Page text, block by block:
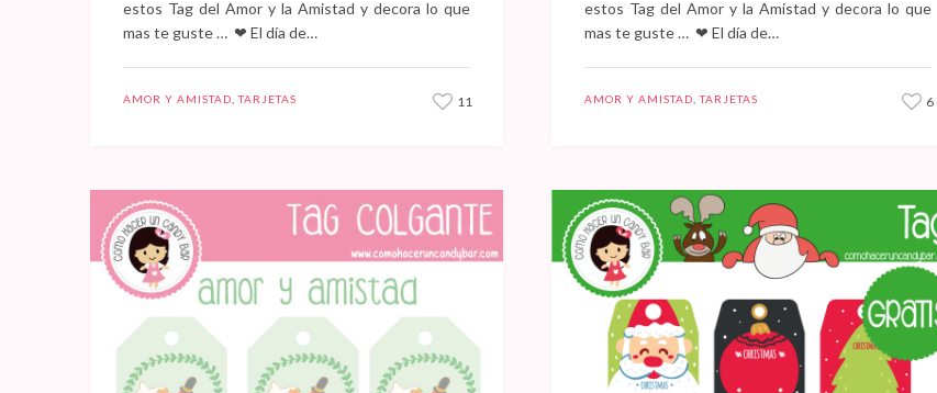
estos Tag del Amor y la Amistad y decora lo que
mas te guste … ❤ El día de…
AMOR Y AMISTAD ,TARJETAS 11
estos Tag del Amor y la Amistad y decora lo que
mas te guste … ❤ El día de…
AMOR Y AMISTAD ,TARJETAS 6